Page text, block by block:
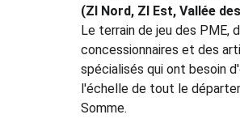
(ZI Nord, ZI Est, Vallée
Le terrain de jeu des PME,
concessionnaires et des
spécialisés qui ont besoin
l'échelle de tout le
Somme.